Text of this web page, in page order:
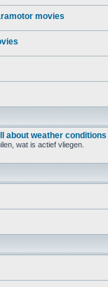
movies
about weather conditions
wat is actief vliegen.